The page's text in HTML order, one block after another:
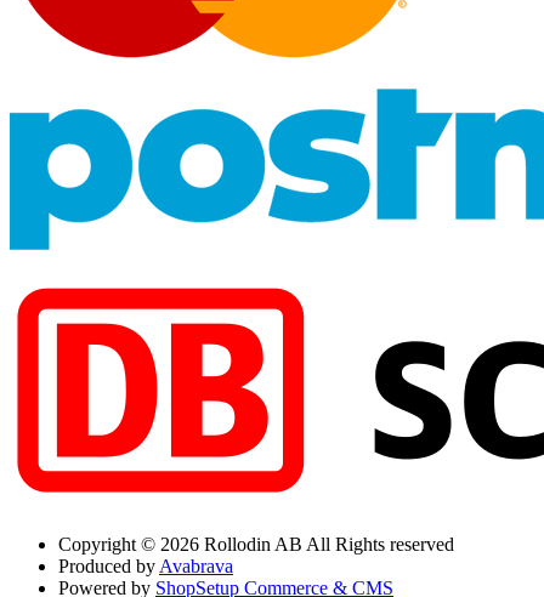
Copyright © 2026 Rollodin AB All Rights reserved
Produced by Avabrava
Powered by ShopSetup Commerce & CMS